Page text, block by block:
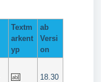
Textm
arkent
yp
ab
Versi
on
18.30